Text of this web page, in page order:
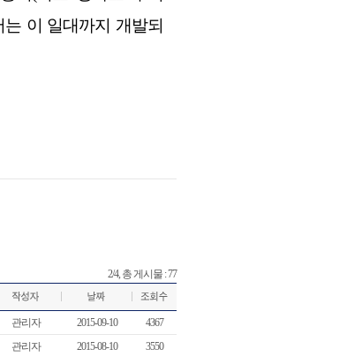
이 일대까지 개발되
2/4, 총 게시물 : 77
관리자 2015-09-10
4367
관리자 2015-08-10
3550